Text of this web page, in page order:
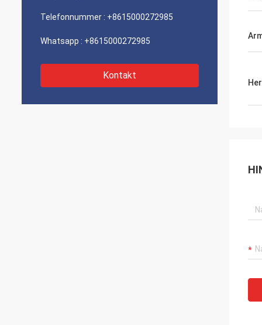
Telefonnummer : +8615000272985
Whatsapp : +8615000272985
Kontakt